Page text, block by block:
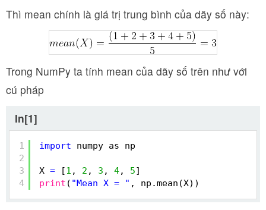
Thì mean chính là giá trị trung bình của dãy số này:
Trong NumPy ta tính mean của dãy số trên như với
cú pháp
In[1]
1
2
3
4
import numpy as np
X = [1 , 2 , 3 , 4, 5]
print ( "Mean X = " , np.mean(X))